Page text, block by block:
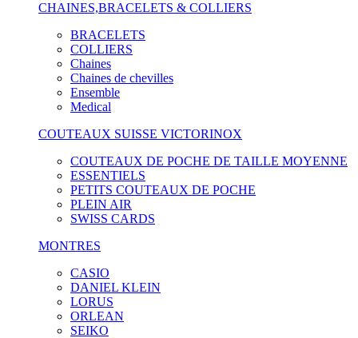
CHAINES,BRACELETS & COLLIERS
BRACELETS
COLLIERS
Chaines
Chaines de chevilles
Ensemble
Medical
COUTEAUX SUISSE VICTORINOX
COUTEAUX DE POCHE DE TAILLE MOYENNE
ESSENTIELS
PETITS COUTEAUX DE POCHE
PLEIN AIR
SWISS CARDS
MONTRES
CASIO
DANIEL KLEIN
LORUS
ORLEAN
SEIKO